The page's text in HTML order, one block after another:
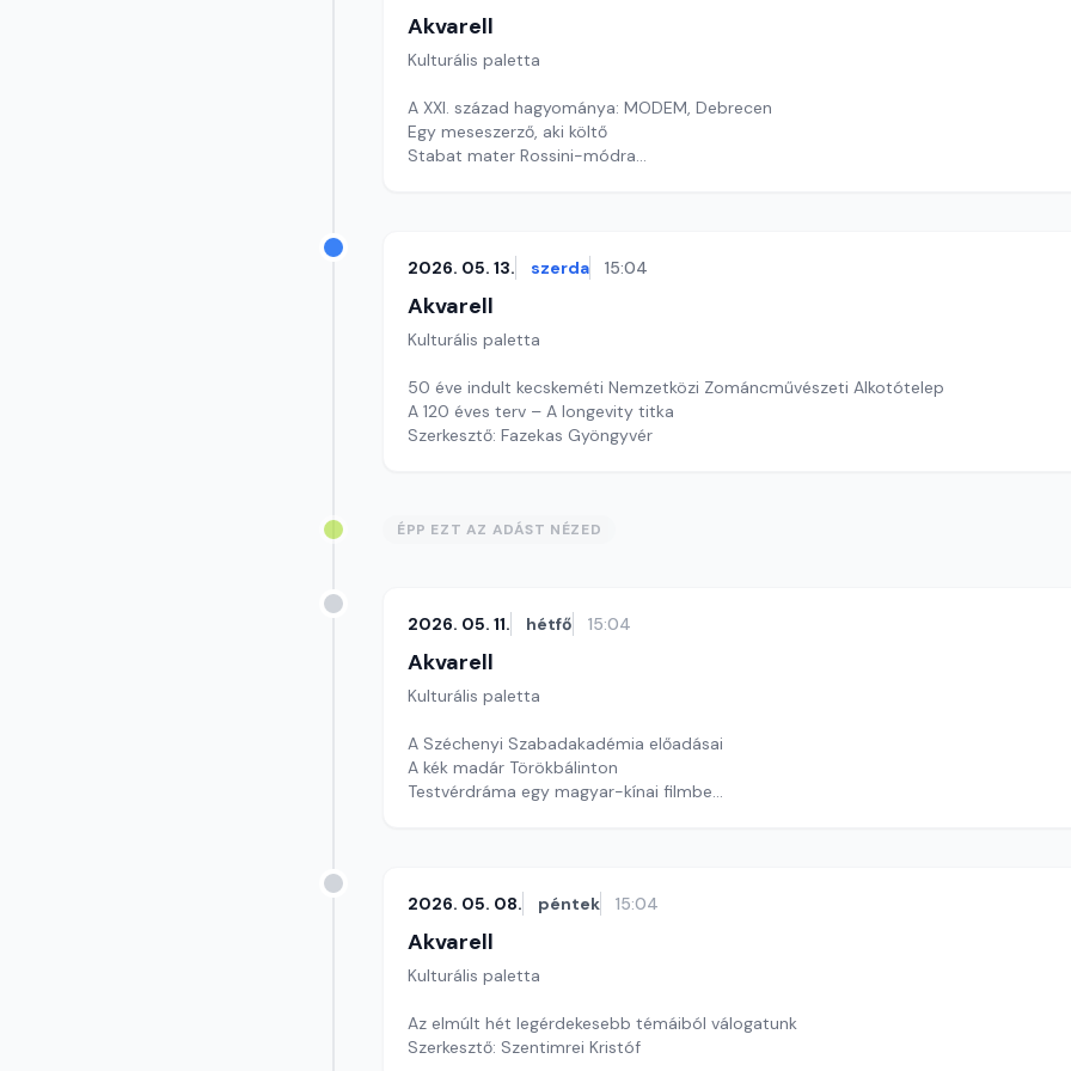
Akvarell
Kulturális paletta
A XXI. század hagyománya: MODEM, Debrecen
Egy meseszerző, aki költő
Stabat mater Rossini-módra
2026. 05. 13. szerda 15:04
Akvarell
Kulturális paletta
50 éve indult kecskeméti Nemzetközi Zománcművészeti Alkotótelep
A 120 éves terv – A longevity titka
Szerkesztő: Fazekas Gyöngyvér
ÉPP EZT AZ ADÁST NÉZED
2026. 05. 11. hétfő 15:04
Akvarell
Kulturális paletta
A Széchenyi Szabadakadémia előadásai
A kék madár Törökbálinton
Testvérdráma egy magyar-kínai filmben
2026. 05. 08. péntek 15:04
Akvarell
Kulturális paletta
Az elmúlt hét legérdekesebb témáiból válogatunk
Szerkesztő: Szentimrei Kristóf